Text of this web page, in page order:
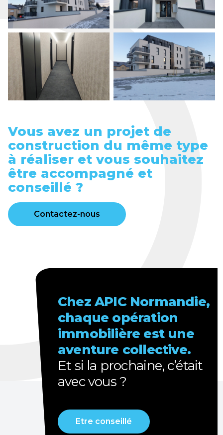
Vous avez un projet de
construction du même type
à réaliser et vous souhaitez
être accompagné et
conseillé ?
Contactez-nous
Chez APIC Normandie,
chaque opération
immobilière est une
aventure collective.
Et si la prochaine, c’était
avec vous ?
Etre conseillé